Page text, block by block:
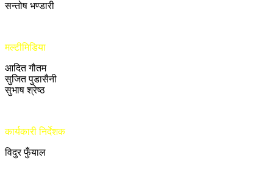
सन्तोष भण्डारी
मल्टीमिडिया
आदित गौतम
सुजित पुडासैनी
सुभाष श्रेष्ठ
कार्यकारी निर्देशक
विदुर फुँयाल